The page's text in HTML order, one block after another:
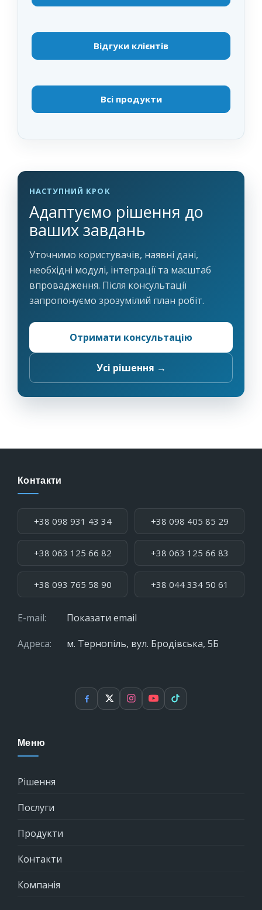
Відгуки клієнтів
Всі продукти
НАСТУПНИЙ КРОК
Адаптуємо рішення до
ваших завдань
Уточнимо користувачів, наявні дані,
необхідні модулі, інтеграції та масштаб
впровадження. Після консультації
запропонуємо зрозумілий план робіт.
Отримати консультацію
Усі рішення →
Контакти
+38 098 931 43 34 +38 098 405 85 29
+38 063 125 66 82 +38 063 125 66 83
+38 093 765 58 90 +38 044 334 50 61
E-mail:
Показати email
Адреса:
м. Тернопіль, вул. Бродівська, 5Б
Facebook
X Instagram
YouTubeTikTok
Меню
Рішення
Послуги
Продукти
Контакти
Компанія